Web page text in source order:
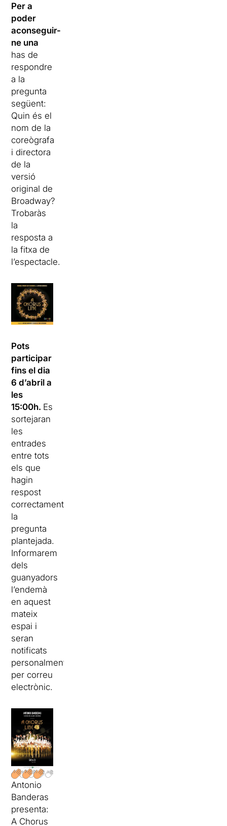
Per a
poder
aconseguir-
ne una
has de
respondre
a la
pregunta
següent:
Quin és el
nom de la
coreògrafa
i directora
de la
versió
original de
Broadway?
Trobaràs
la
resposta a
la fitxa de
l’espectacle.
Pots
participar
fins el dia
6 d’abril a
les
15:00h. Es
sortejaran
les
entrades
entre tots
els que
hagin
respost
correctament
la
pregunta
plantejada.
Informarem
dels
guanyadors
l’endemà
en aquest
mateix
espai i
seran
notificats
personalment
per correu
electrònic.
Antonio
Banderas
presenta:
A Chorus